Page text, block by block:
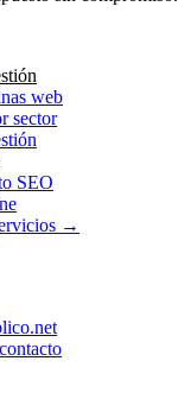
web
sector
SEO
→